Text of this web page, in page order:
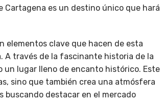
Cartagena es un destino único que hará
elementos clave que hacen de esta
A través de la fascinante historia de la
lugar lleno de encanto histórico. Este
sino que también crea una atmósfera
buscando destacar en el mercado